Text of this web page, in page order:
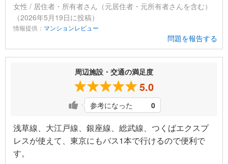
女性 / 居住者・所有者さん（元居住者・元所有者さんを含む）
（2026年5月19日に投稿）
情報提供： マンションレビュー
問題を報告する
周辺施設・交通の満足度
5.0
参考になった 0
浅草線、大江戸線、銀座線、総武線、つくばエクスプ
レスが使えて、東京にもバス1本で行けるので便利で
す。